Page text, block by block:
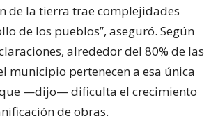
de la tierra trae complejidades
de los pueblos”, aseguró. Según
alrededor del 80% de las
municipio pertenecen a esa única
—dijo— dificulta el crecimiento
de obras.